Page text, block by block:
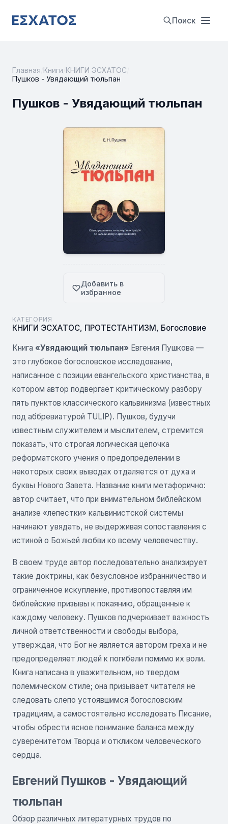
Поиск
Главная Книги КНИГИ ЭСХАТОС
Пушков - Увядающий тюльпан
Пушков - Увядающий тюльпан
Добавить в
избранное
КАТЕГОРИЯ
КНИГИ ЭСХАТОС, ПРОТЕСТАНТИЗМ, Богословие
Книга «Увядающий тюльпан» Евгения Пушкова —
это глубокое богословское исследование,
написанное с позиции евангельского христианства, в
котором автор подвергает критическому разбору
пять пунктов классического кальвинизма (известных
под аббревиатурой TULIP). Пушков, будучи
известным служителем и мыслителем, стремится
показать, что строгая логическая цепочка
реформатского учения о предопределении в
некоторых своих выводах отдаляется от духа и
буквы Нового Завета. Название книги метафорично:
автор считает, что при внимательном библейском
анализе «лепестки» кальвинистской системы
начинают увядать, не выдерживая сопоставления с
истиной о Божьей любви ко всему человечеству.
В своем труде автор последовательно анализирует
такие доктрины, как безусловное избранничество и
ограниченное искупление, противопоставляя им
библейские призывы к покаянию, обращенные к
каждому человеку. Пушков подчеркивает важность
личной ответственности и свободы выбора,
утверждая, что Бог не является автором греха и не
предопределяет людей к погибели помимо их воли.
Книга написана в уважительном, но твердом
полемическом стиле; она призывает читателя не
следовать слепо устоявшимся богословским
традициям, а самостоятельно исследовать Писание,
чтобы обрести ясное понимание баланса между
суверенитетом Творца и откликом человеческого
сердца.
Евгений Пушков - Увядающий
тюльпан
Обзор различных литературных трудов по